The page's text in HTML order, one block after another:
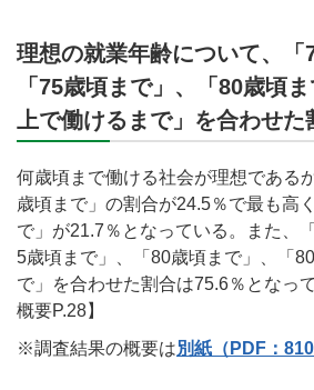
理想の就業年齢について、「
「75歳頃まで」、「80歳頃
上で働けるまで」を合わせた
何歳頃まで働ける社会が理想である
歳頃まで」の割合が24.5％で最も高
で」が21.7％となっている。また、
5歳頃まで」、「80歳頃まで」、「
で」を合わせた割合は75.6％となっ
概要P.28】
※調査結果の概要は別紙（PDF：